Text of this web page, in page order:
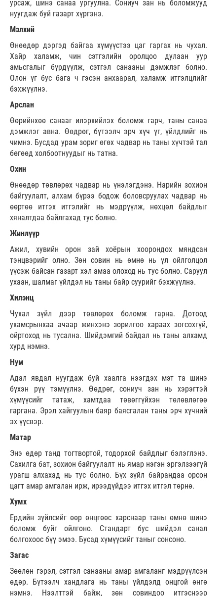
урсаж, шинэ санаа ургуулна. Сониуч зан нь боломжууд
нуугдаж буй газарт хүргэнэ.
Мэлхий
Өнөөдөр дэргэд байгаа хүмүүстээ цаг гаргах нь чухал.
Хайр халамж, чин сэтгэлийн оролцоо дулаан уур
амьсгалыг бүрдүүлж, сэтгэл санааны дэмжлэг болно.
Олон үг бус бага ч гэсэн анхаарал, халамж итгэлцлийг
бэхжүүлнэ.
Арслан
Өөрийнхөө санааг илэрхийлэх боломж гарч, таны санаа
дэмжлэг авна. Өөдрөг, бүтээлч эрч хүч үг, үйлдлийг нь
чимнэ. Бусдад урам зориг өгөх чадвар нь таны хүчтэй тал
бөгөөд холбоотнуудыг нь татна.
Охин
Өнөөдөр төвлөрөх чадвар нь үнэлэгдэнэ. Нарийн зохион
байгуулалт, алхам бүрээ бодож боловсруулах чадвар нь
өөртөө итгэх итгэлийг нь мэдрүүлж, нөхцөл байдлыг
хяналтдаа байлгахад тус болно.
Жинлүүр
Ажил, хувийн орон зай хоёрын хоорондох мяндсан
тэнцвэрийг олно. Зөн совин нь өмнө нь үл ойлголцол
үүсэж байсан газарт хэл амаа олоход нь тус болно. Саруул
ухаан, шалмаг үйлдэл нь таны байр суурийг бэхжүүлнэ.
Хилэнц
Чухал зүйл дээр төвлөрөх боломж гарна. Дотоод
ухамсрынхаа ачаар жинхэнэ зорилгоо хараах зогсохгүй,
ойртоход нь тусална. Шийдэмгий байдал нь таны алхамд
хурд нэмнэ.
Нум
Адал явдал нуугдаж буй хаалга нээгдэх мэт та шинэ
бүхэн рүү тэмүүлнэ. Өөдрөг, сониуч зан нь хэрэгтэй
хүмүүсийг татаж, хамтдаа төвөггүйхэн төлөвлөгөө
гаргана. Эрэл хайгуулын баяр баясгалан таны эрч хүчний
эх үүсвэр.
Матар
Энэ өдөр танд тогтвортой, тодорхой байдлыг бэлэглэнэ.
Сахилга бат, зохион байгуулалт нь ямар нэгэн эргэлзээгүй
урагш алхахад нь тус болно. Бүх зүйл байрандаа орсон
цагт амар амгалан ирж, ирээдүйдээ итгэх итгэл төрнө.
Хумх
Ердийн зүйлсийг өөр өнцгөөс харснаар таны өмнө шинэ
боломж буйг ойлгоно. Стандарт бус шийдэл санал
болгохоос бүү эмээ. Бусад хүмүүсийг таныг сонсоно.
Загас
Зөөлөн гэрэл, сэтгэл санааны амар амгаланг мэдрүүлсэн
өдөр. Бүтээлч хандлага нь таны үйлдэлд онцгой өнгө
нэмнэ. Нээлттэй байж, зөн совиндоо итгэснээр